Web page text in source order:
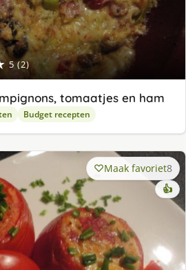
5 (2)
tomaatjes en ham
Budget recepten
Maak favoriet8
👍